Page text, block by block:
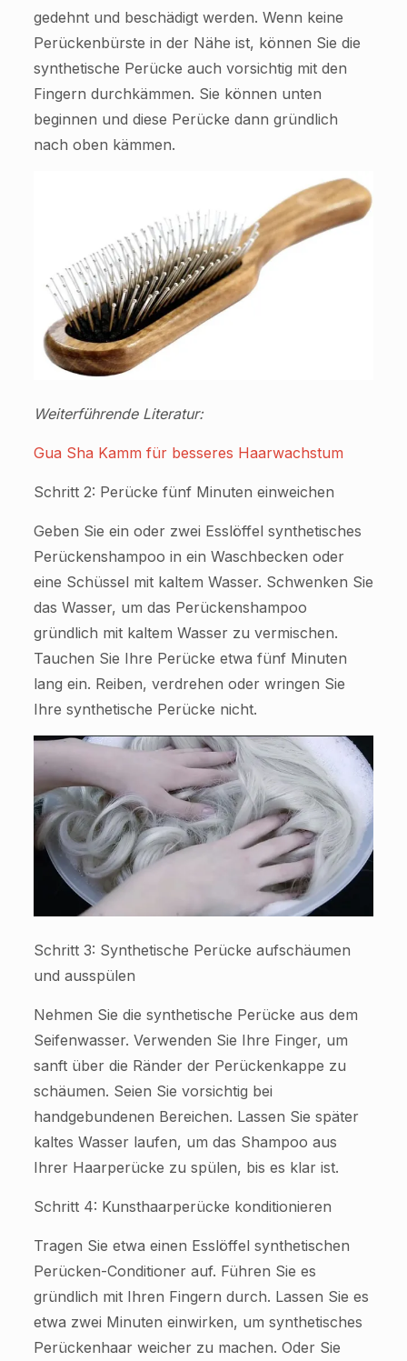
gedehnt und beschädigt werden. Wenn keine
Perückenbürste in der Nähe ist, können Sie die
synthetische Perücke auch vorsichtig mit den
Fingern durchkämmen. Sie können unten
beginnen und diese Perücke dann gründlich
nach oben kämmen.
Weiterführende Literatur:
Gua Sha Kamm für besseres Haarwachstum
Schritt 2: Perücke fünf Minuten einweichen
Geben Sie ein oder zwei Esslöffel synthetisches
Perückenshampoo in ein Waschbecken oder
eine Schüssel mit kaltem Wasser. Schwenken Sie
das Wasser, um das Perückenshampoo
gründlich mit kaltem Wasser zu vermischen.
Tauchen Sie Ihre Perücke etwa fünf Minuten
lang ein. Reiben, verdrehen oder wringen Sie
Ihre synthetische Perücke nicht.
Schritt 3: Synthetische Perücke aufschäumen
und ausspülen
Nehmen Sie die synthetische Perücke aus dem
Seifenwasser. Verwenden Sie Ihre Finger, um
sanft über die Ränder der Perückenkappe zu
schäumen. Seien Sie vorsichtig bei
handgebundenen Bereichen. Lassen Sie später
kaltes Wasser laufen, um das Shampoo aus
Ihrer Haarperücke zu spülen, bis es klar ist.
Schritt 4: Kunsthaarperücke konditionieren
Tragen Sie etwa einen Esslöffel synthetischen
Perücken-Conditioner auf. Führen Sie es
gründlich mit Ihren Fingern durch. Lassen Sie es
etwa zwei Minuten einwirken, um synthetisches
Perückenhaar weicher zu machen. Oder Sie